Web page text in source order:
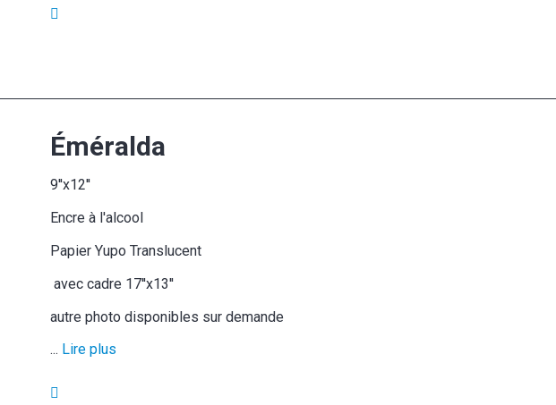
Éméralda
9''x12''
Encre à l'alcool
Papier Yupo Translucent
avec cadre 17''x13''
autre photo disponibles sur demande
... Lire plus